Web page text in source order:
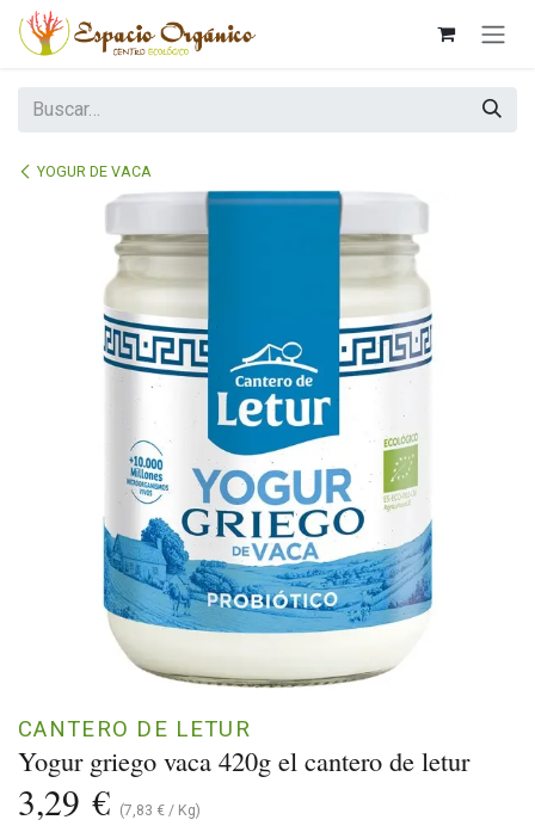
Ir al contenido
YOGUR DE VACA
Yogur griego vaca 420g el cantero de letur
CANTERO DE LETUR
3,29 € (7,83 € / Kg)